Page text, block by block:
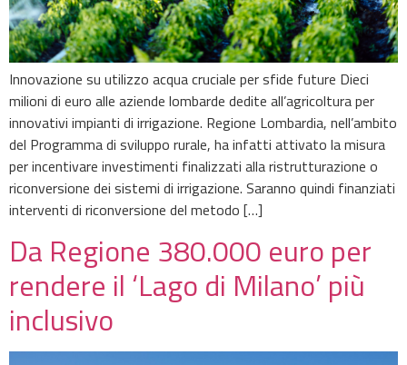
Innovazione su utilizzo acqua cruciale per sfide future Dieci
milioni di euro alle aziende lombarde dedite all’agricoltura per
innovativi impianti di irrigazione. Regione Lombardia, nell’ambito
del Programma di sviluppo rurale, ha infatti attivato la misura
per incentivare investimenti finalizzati alla ristrutturazione o
riconversione dei sistemi di irrigazione. Saranno quindi finanziati
interventi di riconversione del metodo […]
Da Regione 380.000 euro per
rendere il ‘Lago di Milano’ più
inclusivo